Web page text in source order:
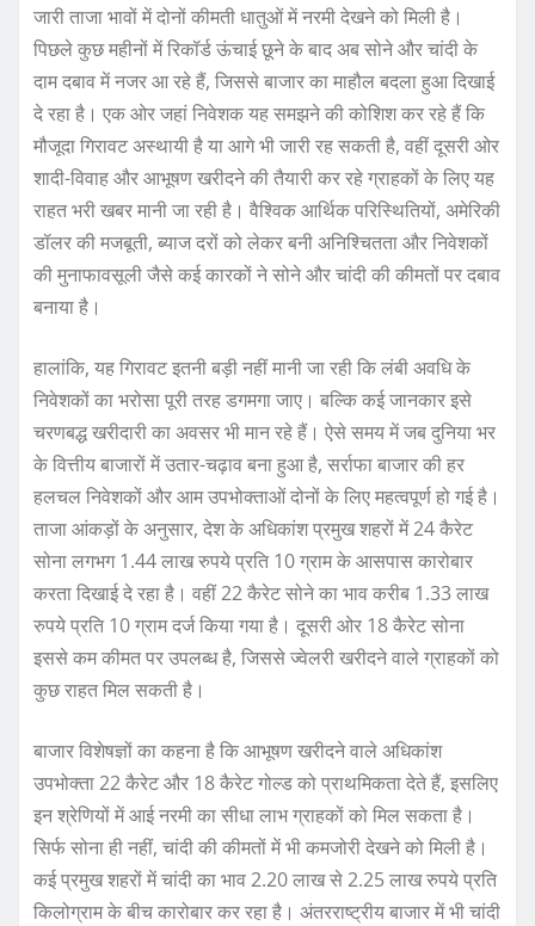
जारी ताजा भावों में दोनों कीमती धातुओं में नरमी देखने को मिली है।
पिछले कुछ महीनों में रिकॉर्ड ऊंचाई छूने के बाद अब सोने और चांदी के
दाम दबाव में नजर आ रहे हैं, जिससे बाजार का माहौल बदला हुआ दिखाई
दे रहा है। एक ओर जहां निवेशक यह समझने की कोशिश कर रहे हैं कि
मौजूदा गिरावट अस्थायी है या आगे भी जारी रह सकती है, वहीं दूसरी ओर
शादी-विवाह और आभूषण खरीदने की तैयारी कर रहे ग्राहकों के लिए यह
राहत भरी खबर मानी जा रही है। वैश्विक आर्थिक परिस्थितियों, अमेरिकी
डॉलर की मजबूती, ब्याज दरों को लेकर बनी अनिश्चितता और निवेशकों
की मुनाफावसूली जैसे कई कारकों ने सोने और चांदी की कीमतों पर दबाव
बनाया है।
हालांकि, यह गिरावट इतनी बड़ी नहीं मानी जा रही कि लंबी अवधि के
निवेशकों का भरोसा पूरी तरह डगमगा जाए। बल्कि कई जानकार इसे
चरणबद्ध खरीदारी का अवसर भी मान रहे हैं। ऐसे समय में जब दुनिया भर
के वित्तीय बाजारों में उतार-चढ़ाव बना हुआ है, सर्राफा बाजार की हर
हलचल निवेशकों और आम उपभोक्ताओं दोनों के लिए महत्वपूर्ण हो गई है।
ताजा आंकड़ों के अनुसार, देश के अधिकांश प्रमुख शहरों में 24 कैरेट
सोना लगभग 1.44 लाख रुपये प्रति 10 ग्राम के आसपास कारोबार
करता दिखाई दे रहा है। वहीं 22 कैरेट सोने का भाव करीब 1.33 लाख
रुपये प्रति 10 ग्राम दर्ज किया गया है। दूसरी ओर 18 कैरेट सोना
इससे कम कीमत पर उपलब्ध है, जिससे ज्वेलरी खरीदने वाले ग्राहकों को
कुछ राहत मिल सकती है।
बाजार विशेषज्ञों का कहना है कि आभूषण खरीदने वाले अधिकांश
उपभोक्ता 22 कैरेट और 18 कैरेट गोल्ड को प्राथमिकता देते हैं, इसलिए
इन श्रेणियों में आई नरमी का सीधा लाभ ग्राहकों को मिल सकता है।
सिर्फ सोना ही नहीं, चांदी की कीमतों में भी कमजोरी देखने को मिली है।
कई प्रमुख शहरों में चांदी का भाव 2.20 लाख से 2.25 लाख रुपये प्रति
किलोग्राम के बीच कारोबार कर रहा है। अंतरराष्ट्रीय बाजार में भी चांदी